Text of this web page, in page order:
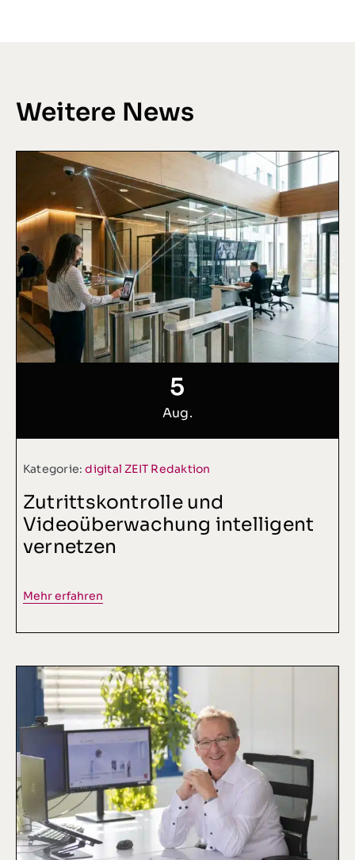
Weitere News
5
Aug.
Kategorie:digital ZEIT Redaktion
Zutrittskontrolle und
Videoüberwachung intelligent
vernetzen
Mehr erfahren